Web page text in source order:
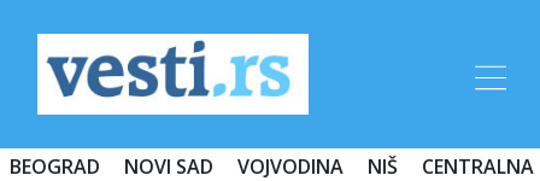
BEOGRAD NOVI SAD VOJVODINA NIŠ CENTRALNA